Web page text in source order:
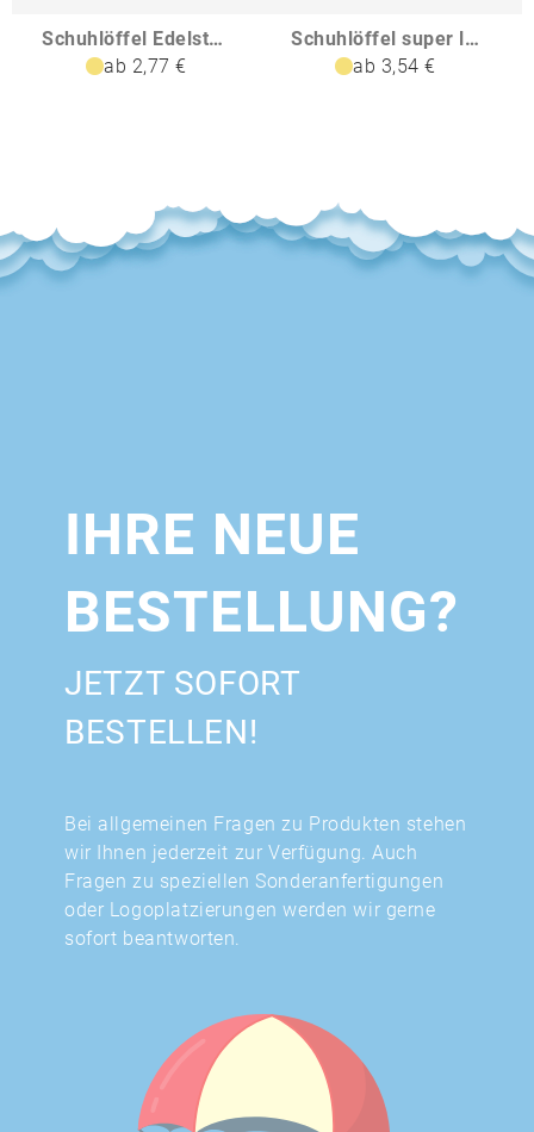
Schuhlöffel Edelstahl extra lang
ab 2,77 €
Schuhlöffel super lang
ab 3,54 €
IHRE NEUE
BESTELLUNG?
JETZT SOFORT
BESTELLEN!
Bei allgemeinen Fragen zu Produkten stehen
wir Ihnen jederzeit zur Verfügung. Auch
Fragen zu speziellen Sonderanfertigungen
oder Logoplatzierungen werden wir gerne
sofort beantworten.